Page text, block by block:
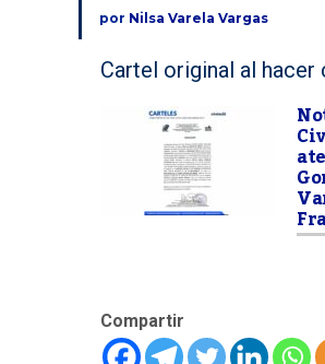
por Nilsa Varela Vargas
Cartel original al hacer
Compartir